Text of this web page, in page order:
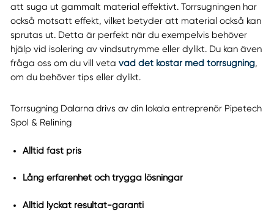
att suga ut gammalt material effektivt. Torrsugningen har
också motsatt effekt, vilket betyder att material också kan
sprutas ut. Detta är perfekt när du exempelvis behöver
hjälp vid isolering av vindsutrymme eller dylikt. Du kan även
fråga oss om du vill veta vad det kostar med torrsugning,
om du behöver tips eller dylikt.
Torrsugning Dalarna drivs av din lokala entreprenör Pipetech
Spol & Relining
Alltid fast pris
Lång erfarenhet och trygga lösningar
Alltid lyckat resultat-garanti